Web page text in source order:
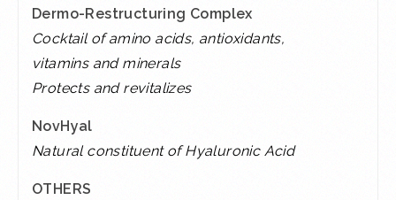
Dermo-Restructuring Complex
Cocktail of amino acids, antioxidants,
vitamins and minerals
Protects and revitalizes
NovHyal
Natural constituent of Hyaluronic Acid
OTHERS